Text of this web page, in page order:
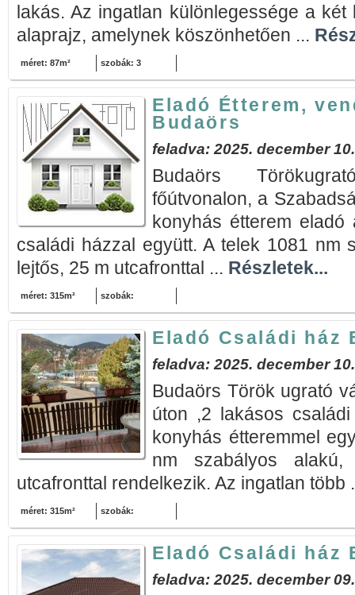
lakás. Az ingatlan különlegessége a
alaprajz, amelynek köszönhetően ...
méret: 87m² szobák: 3
Eladó Étterem,
Budaörs
feladva: 2025. december 10.
Budaörs
főútvonalon, a
konyhás étterem
családi házzal együtt. A telek 1081 nm
lejtős, 25 m utcafronttal ... Részletek...
méret: 315m² szobák:
Eladó Családi ház
feladva: 2025. december 10.
Budaörs Török ugrató
úton ,2 lakásos
konyhás étteremmel
nm szabályos
utcafronttal rendelkezik. Az ingatlan több
méret: 315m² szobák:
Eladó Családi ház
feladva: 2025. december 09.